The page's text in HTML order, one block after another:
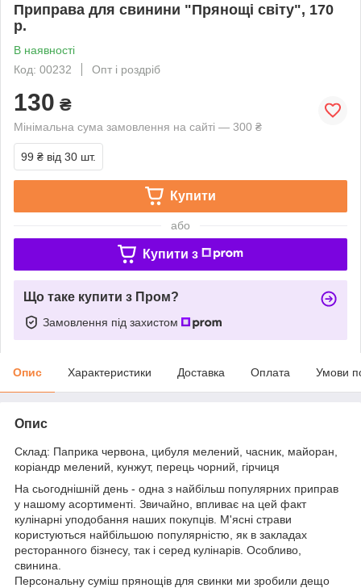
Приправа для свинини "Прянощі світу", 170
р.
В наявності
Код: 00232
Опт і роздріб
130 ₴
Мінімальна сума замовлення на сайті — 300 ₴
99 ₴ від 30 шт.
Купити
або
Купити з
Що таке купити з Пром?
Замовлення під захистом
Опис Характеристики Доставка Оплата Умови
Опис
Склад: Паприка червона, цибуля мелений, часник, майоран,
коріандр мелений, кунжут, перець чорний, гірчиця
На сьогоднішній день - одна з найбільш популярних приправ
у нашому асортименті. Звичайно, впливає на цей факт
кулінарні уподобання наших покупців. М'ясні страви
користуються найбільшою популярністю, як в закладах
ресторанного бізнесу, так і серед кулінарів. Особливо,
свинина.
Персональну суміш прянощів для свинки ми зробили дещо